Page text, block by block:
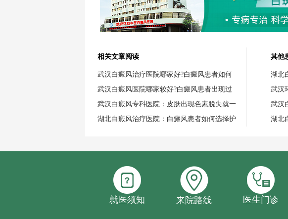
相关文章阅读
武汉白癜风治疗医院哪家好?白癜风患者如何
武汉白癜风医院哪家较好?白癜风患者出现过
武汉白癜风专科医院：皮肤出现色素脱失就一
湖北白癜风治疗医院：白癜风患者如何选择护
其他
湖北
武汉
武汉
湖北
就医须知 来院路线 医生门诊